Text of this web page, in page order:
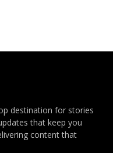
destination for stories
that keep you
content that